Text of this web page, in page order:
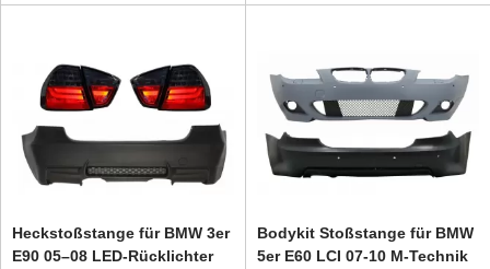
Heckstoßstange für BMW 3er
E90 05–08 LED-Rücklichter
Bodykit Stoßstange für BMW
5er E60 LCI 07-10 M-Technik